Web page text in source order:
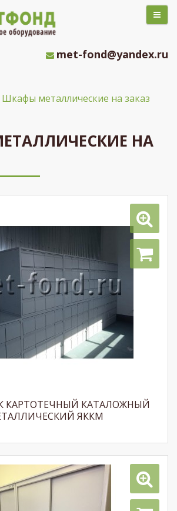
met-fond@yandex.ru
Шкафы металлические на заказ
НА
КАТАЛОЖНЫЙ
ЯККМ